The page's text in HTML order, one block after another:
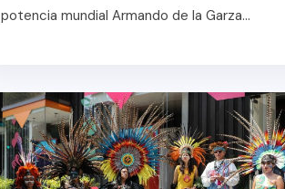
potencia mundial Armando de la Garza...